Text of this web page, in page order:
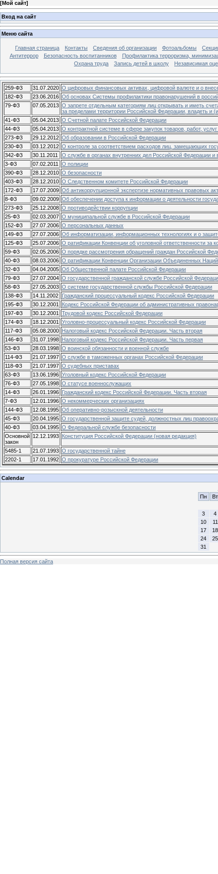
[Мой сайт]
Вход на сайт
Меню сайта
Главная страница Контакты Сведения об организации Фотоальбомы
Антитеррор
Безопасность воспитанников
Профилактика терроризма,
Охрана труда
Запись детей в школу Независимая
259-ФЗ 31.07.2020 О цифровых финансовых активах, цифровой валюте и о
182-ФЗ
23.06.2016 Об основах Системы профилактики правонарушений в
79-ФЗ
07.05.2013 О запрете отдельным категориям лиц открывать и иметь
за пределами территории Российской Федерации, владеть
41-ФЗ
05.04.2013 О Счетной палате Российской Федерации
44-ФЗ
05.04.2013 О контрактной системе в сфере закупок товаров, работ,
273-ФЗ
29.12.2012 Об образовании в Российской Федерации
230-ФЗ
03.12.2012 О контроле за соответствием расходов лиц, замещающих
342-ФЗ
30.11.2011
О службе в органах внутренних дел Российской Федерации
3-ФЗ
07.02.2011
О полиции
390-ФЗ
28.12.2010 О безопасности
403-ФЗ
28.12.2010 О Следственном комитете Российской Федерации
172-ФЗ
17.07.2009 Об антикоррупционной экспертизе нормативных правовых
8-ФЗ
09.02.2009 Об обеспечении доступа к информации о деятельности
273-ФЗ
25.12.2008 О противодействии коррупции
25-ФЗ
02.03.2007 О муниципальной службе в Российской Федерации
152-ФЗ
27.07.2006 О персональных данных
149-ФЗ
27.07.2006 Об информатизации, информационных технологиях и о
125-ФЗ
25.07.2006 О ратификации Конвенции об уголовной ответственности за
59-ФЗ
02.05.2006 О порядке рассмотрения обращений граждан Российской
40-ФЗ
08.03.2006 О ратификации Конвенции Организации Объединенных Наций
32-ФЗ
04.04.2005 Об Общественной палате Российской Федерации
79-ФЗ
27.07.2004 О государственной гражданской службе Российской
58-ФЗ
27.05.2003 О системе государственной службы Российской Федерации
138-ФЗ
14.11.2002
Гражданский процессуальный кодекс Российской Федерации
195-ФЗ
30.12.2001
Кодекс Российской Федерации об административных
197-ФЗ
30.12.2001
Трудовой кодекс Российской Федерации
174-ФЗ
18.12.2001
Уголовно-процессуальный кодекс Российской Федерации
117-ФЗ
05.08.2000 Налоговый кодекс Российской Федерации. Часть вторая
146-ФЗ
31.07.1998 Налоговый кодекс Российской Федерации. Часть первая
53-ФЗ
28.03.1998 О воинской обязанности и военной службе
114-ФЗ
21.07.1997 О службе в таможенных органах Российской Федерации
118-ФЗ
21.07.1997 О судебных приставах
63-ФЗ
13.06.1996 Уголовный кодекс Российской Федерации
76-ФЗ
27.05.1998 О статусе военнослужащих
14-ФЗ
26.01.1996 Гражданский кодекс Российской Федерации. Часть вторая
7-ФЗ
12.01.1996 О некоммерческих организациях
144-ФЗ
12.08.1995 Об оперативно-розыскной деятельности
45-ФЗ
20.04.1995 О государственной защите судей, должностных лиц
40-ФЗ
03.04.1995 О Федеральной службе безопасности
Основной
закон
12.12.1993 Конституция Российской Федерации (новая редакция)
5485-1 21.07.1993 О государственной тайне
2202-1
17.01.1992 О прокуратуре Российской Федерации
Calendar
Пн
Вт
3
4
10
11
17
18
24
25
31
Полная версия сайта